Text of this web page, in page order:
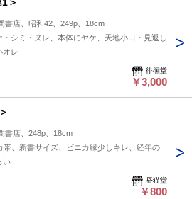
書店、昭和42、249p、18cm
・シミ・ヌレ、本体にヤケ、天地小口・見返し
オレ
徘徊堂
￥3,000
書店、248p、18cm
帯、新書サイズ、ビニカ縁少しキレ、経年の
い
昼猫堂
￥800